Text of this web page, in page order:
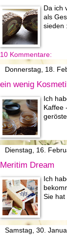
Da ich
als
sieden
10 Kommentare:
Donnerstag, 18.
ein wenig
Ich
Kaffee
Dienstag, 16.
Meritim Dream
Ich
Sie hat
Samstag, 30.